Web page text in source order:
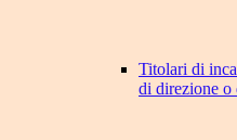
Titolari di
di direzione o